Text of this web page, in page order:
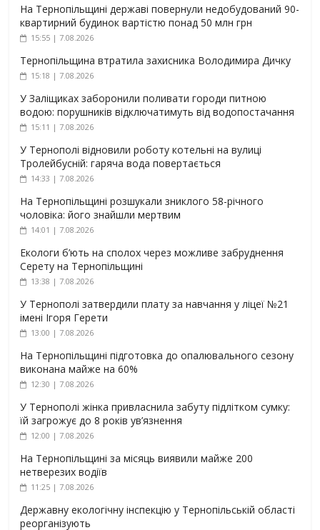
На Тернопільщині державі повернули недобудований 90-
квартирний будинок вартістю понад 50 млн грн
15:55 | 7.08.2026
Тернопільщина втратила захисника Володимира Дичку
15:18 | 7.08.2026
У Заліщиках заборонили поливати городи питною
водою: порушників відключатимуть від водопостачання
15:11 | 7.08.2026
У Тернополі відновили роботу котельні на вулиці
Тролейбусній: гаряча вода повертається
14:33 | 7.08.2026
На Тернопільщині розшукали зниклого 58-річного
чоловіка: його знайшли мертвим
14:01 | 7.08.2026
Екологи б’ють на сполох через можливе забруднення
Серету на Тернопільщині
13:38 | 7.08.2026
У Тернополі затвердили плату за навчання у ліцеї №21
імені Ігоря Герети
13:00 | 7.08.2026
На Тернопільщині підготовка до опалювального сезону
виконана майже на 60%
12:30 | 7.08.2026
У Тернополі жінка привласнила забуту підлітком сумку:
їй загрожує до 8 років ув’язнення
12:00 | 7.08.2026
На Тернопільщині за місяць виявили майже 200
нетверезих водіїв
11:25 | 7.08.2026
Державну екологічну інспекцію у Тернопільській області
реорганізують